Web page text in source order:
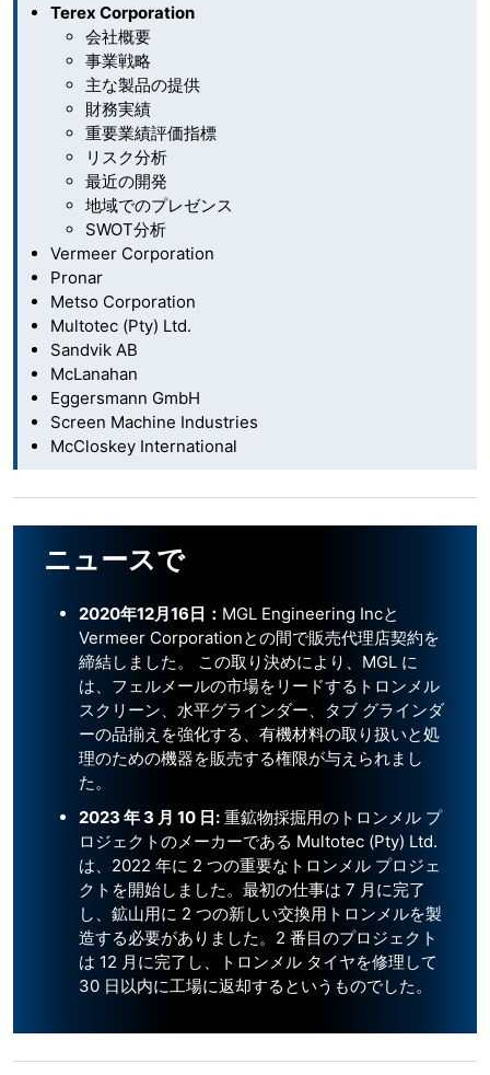
Terex Corporation
会社概要
事業戦略
主な製品の提供
財務実績
重要業績評価指標
リスク分析
最近の開発
地域でのプレゼンス
SWOT分析
Vermeer Corporation
Pronar
Metso Corporation
Multotec (Pty) Ltd.
Sandvik AB
McLanahan
Eggersmann GmbH
Screen Machine Industries
McCloskey International
ニュースで
2020年12月16日： MGL Engineering Incと
Vermeer Corporationとの間で販売代理店契約を
締結しました。 この取り決めにより、MGL に
は、フェルメールの市場をリードするトロンメル
スクリーン、水平グラインダー、タブ グラインダ
ーの品揃えを強化する、有機材料の取り扱いと処
理のための機器を販売する権限が与えられまし
た。
2023 年 3 月 10 日: 重鉱物採掘用のトロンメル プ
ロジェクトのメーカーである Multotec (Pty) Ltd.
は、2022 年に 2 つの重要なトロンメル プロジェ
クトを開始しました。最初の仕事は 7 月に完了
し、鉱山用に 2 つの新しい交換用トロンメルを製
造する必要がありました。2 番目のプロジェクト
は 12 月に完了し、トロンメル タイヤを修理して
30 日以内に工場に返却するというものでした。